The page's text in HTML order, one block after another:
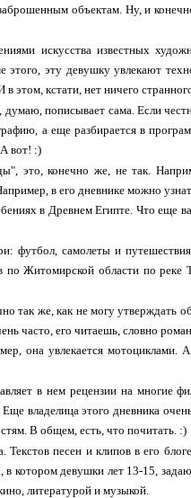
объектам. Ну, и
искусства известных
эту девушку увлекают
кстати, нет ничего
пописывает сама. Если
а еще разбирается в
вот! :)
это, конечно же, не так.
в его дневнике можно
в Древнем Египте. Что еще
футбол, самолеты и
Житомирской области по реке
так же, как не могу утверждать
часто, его читаешь, словно
она увлекается
в нем рецензии на многие
владелица этого дневника
В общем, есть, что почитать. :)
песен и клипов в его
котором девушки лет 13-15,
литературой и музыкой.